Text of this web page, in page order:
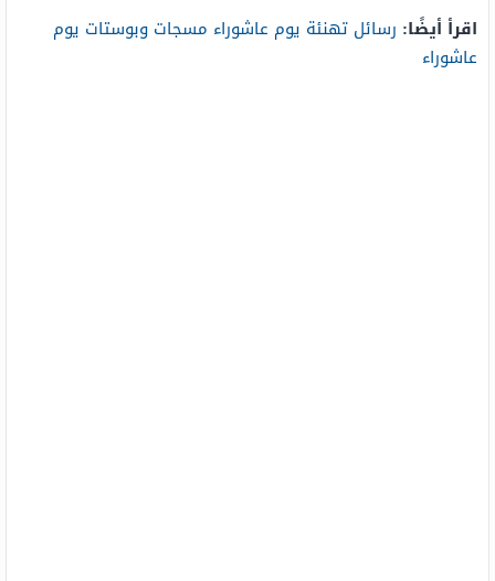
اقرأ أيضًا: رسائل تهنئة يوم عاشوراء مسجات وبوستات يوم
عاشوراء